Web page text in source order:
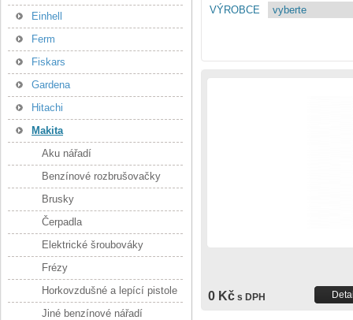
VÝROBCE
0 Kč s DPH
Einhell
Ferm
Fiskars
Gardena
Hitachi
Makita
Aku nářadí
Benzínové rozbrušovačky
Brusky
Čerpadla
Elektrické šroubováky
Frézy
Horkovzdušné a lepící pistole
Jiné benzínové nářadí